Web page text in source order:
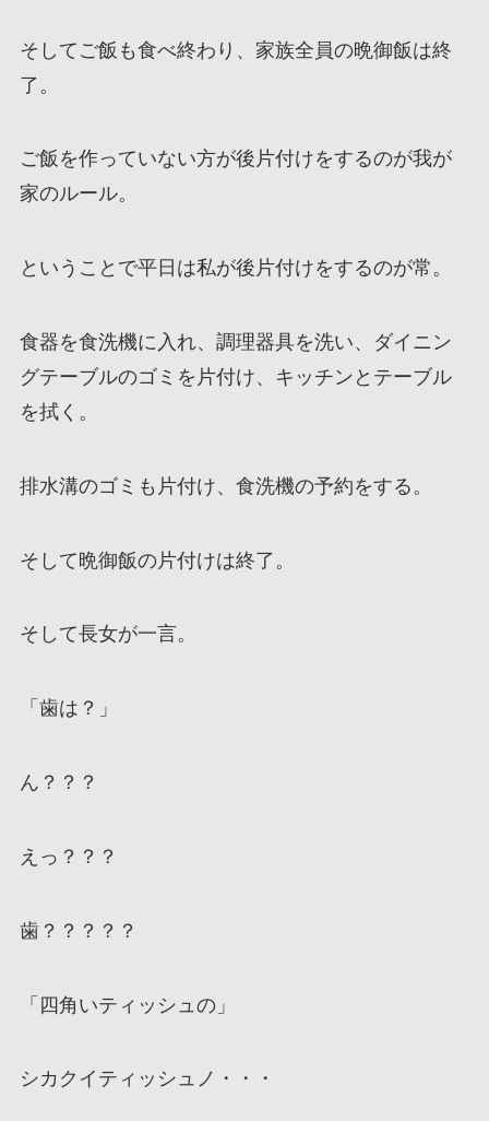
そしてご飯も食べ終わり、家族全員の晩御飯は終
了。
ご飯を作っていない方が後片付けをするのが我が
家のルール。
ということで平日は私が後片付けをするのが常。
食器を食洗機に入れ、調理器具を洗い、ダイニン
グテーブルのゴミを片付け、キッチンとテーブル
を拭く。
排水溝のゴミも片付け、食洗機の予約をする。
そして晩御飯の片付けは終了。
そして長女が一言。
「歯は？」
ん？？？
えっ？？？
歯？？？？？
「四角いティッシュの」
シカクイティッシュノ・・・